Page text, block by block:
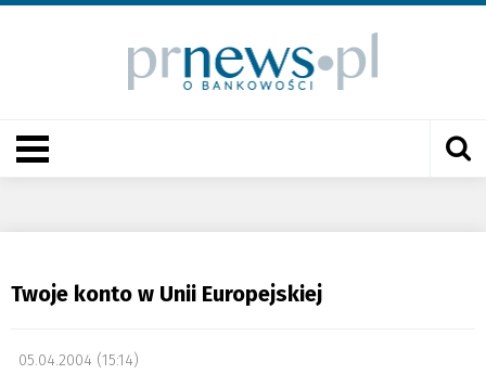
Twoje konto w Unii Europejskiej
05.04.2004 (15:14)